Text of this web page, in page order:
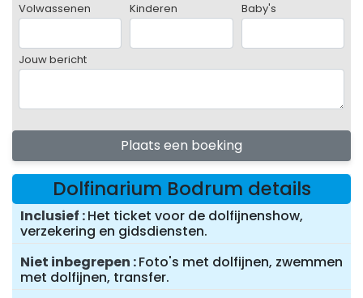
Volwassenen Kinderen Baby's
Jouw bericht
Plaats een boeking
Dolfinarium Bodrum details
Inclusief Het ticket voor de dolfijnenshow,
verzekering en gidsdiensten.
Niet inbegrepen Foto's met dolfijnen, zwemmen
met dolfijnen, transfer.